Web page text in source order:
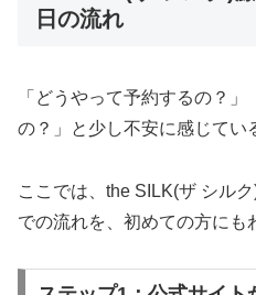
日の流れ
「どうやって予約するの？
の？」と少し不安に感じてい
ここでは、the SILK(ザ シル
での流れを、初めての方にも